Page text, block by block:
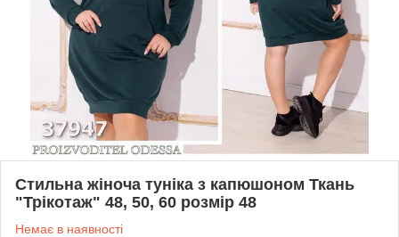
Стильна жіноча туніка з капюшоном Ткань
"Трікотаж" 48, 50, 60 розмір 48
Немає в наявності